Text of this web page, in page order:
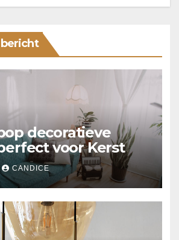
decoratieve
voor Kerst
CANDICE